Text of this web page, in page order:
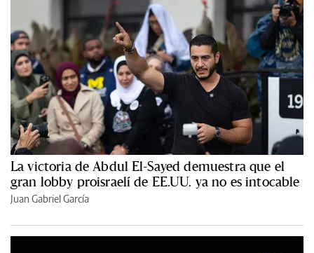
La victoria de Abdul El-Sayed demuestra que el
gran lobby proisraelí de EE.UU. ya no es intocable
Juan Gabriel García